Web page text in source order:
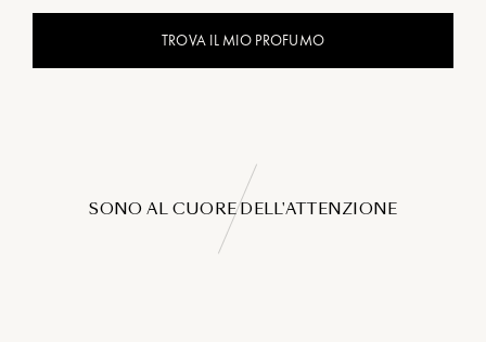
TROVA IL MIO PROFUMO
SONO AL CUORE DELL'ATTENZIONE